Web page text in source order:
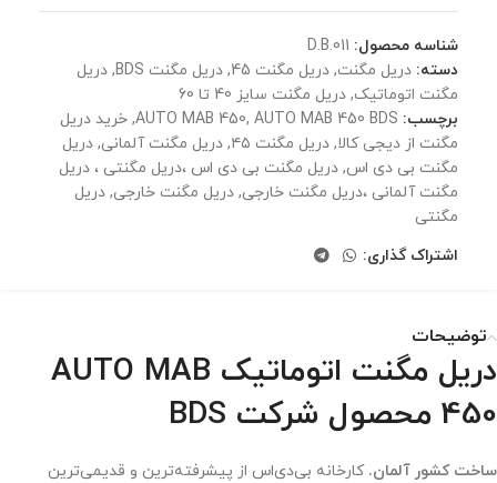
شناسه محصول: D.B.011
دسته: دریل مگنت, دریل مگنت 45 , دریل مگنت BDS , دریل
مگنت اتوماتیک, دریل مگنت سایز 40 تا 60
برچسب:
AUTO MAB 450, AUTO MAB 450 BDS
, خرید دریل
مگنت از دیجی کالا, دریل مگنت ۴۵ , دریل مگنت آلمانی, دریل
مگنت بی دی اس, دریل مگنت بی دی اس ،‌دریل مگنتی ، دریل
مگنت آلمانی ،‌دریل مگنت خارجی, دریل مگنت خارجی, دریل
مگنتی
اشتراک گذاری:
توضیحات
دریل مگنت اتوماتیک AUTO MAB
450 محصول شرکت BDS
ساخت کشور آلمان.کارخانه بی‌دی‌اس از پیشرفته‌ترین و قدیمی‌ترین